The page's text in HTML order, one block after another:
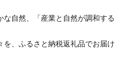
な自然、「産業と自然が調和する
を、ふるさと納税返礼品でお届け